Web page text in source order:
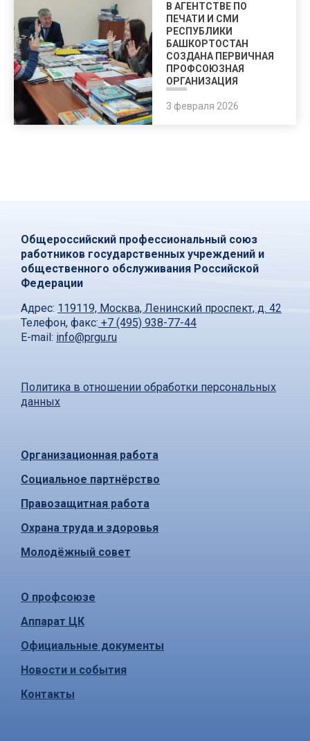
В АГЕНТСТВЕ ПО
ПЕЧАТИ И СМИ
РЕСПУБЛИКИ
БАШКОРТОСТАН
СОЗДАНА ПЕРВИЧНАЯ
ПРОФСОЮЗНАЯ
ОРГАНИЗАЦИЯ
3 февраля 2026
Общероссийский профессиональный союз
работников государственных учреждений и
общественного обслуживания Российской
Федерации
Адрес: 119119, Москва, Ленинский проспект, д. 42
Телефон, факс: +7 (495) 938-77-44
E-mail: info@prgu.ru
Политика в отношении обработки персональных
данных
Организационная работа
Социальное партнёрство
Правозащитная работа
Охрана труда и здоровья
Молодёжный совет
О профсоюзе
Аппарат ЦК
Официальные документы
Новости и события
Контакты